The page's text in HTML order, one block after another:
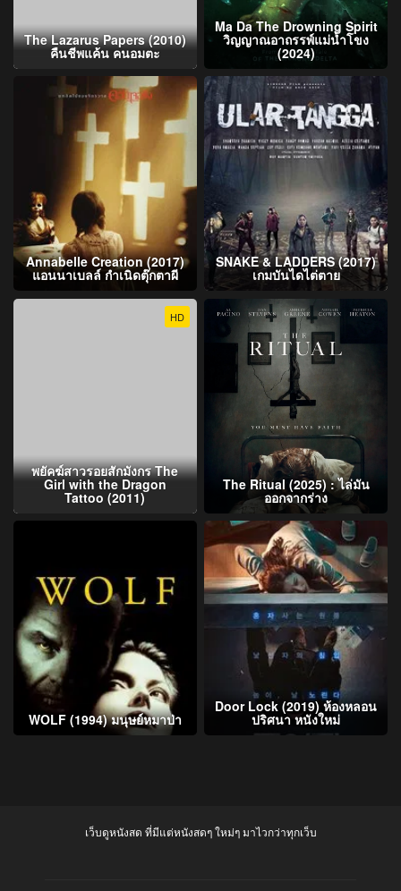
The Lazarus Papers (2010)
คืนชีพแค้น คนอมตะ
Ma Da The Drowning Spirit
วิญญาณอาถรรพ์แม่น้ำโขง
(2024)
Annabelle Creation (2017)
แอนนาเบลล์ กำเนิดตุ๊กตาผี
SNAKE & LADDERS (2017)
เกมบันไดไต่ตาย
HD
พยัคฆ์สาวรอยสักมังกร The
Girl with the Dragon
Tattoo (2011)
The Ritual (2025) : ไล่มัน
ออกจากร่าง
WOLF (1994) มนุษย์หมาป่า
Door Lock (2019) ห้องหลอน
ปริศนา หนังใหม่
เว็บดูหนังสด ที่มีแต่หนังสดๆ ใหม่ๆ มาไวกว่าทุกเว็บ